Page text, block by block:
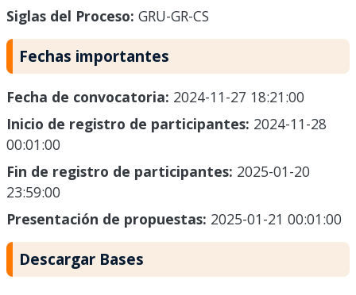
Siglas del Proceso: GRU-GR-CS
Fechas importantes
Fecha de convocatoria: 2024-11-27 18:21:00
Inicio de registro de participantes: 2024-11-28
00:01:00
Fin de registro de participantes: 2025-01-20
23:59:00
Presentación de propuestas: 2025-01-21 00:01:00
Descargar Bases